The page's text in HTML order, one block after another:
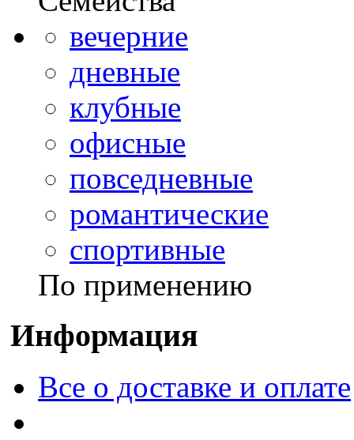
вечерние
дневные
клубные
офисные
повседневные
романтические
спортивные
По применению
Информация
Все о доставке и оплате